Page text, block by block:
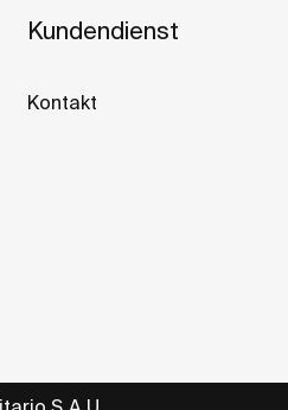
Kundendienst
Kontakt